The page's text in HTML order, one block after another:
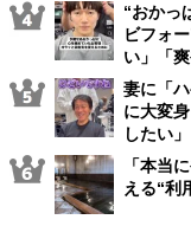
“おかっ
ビフォ
い」「
妻に「
に大変
したい
「本当
える“利